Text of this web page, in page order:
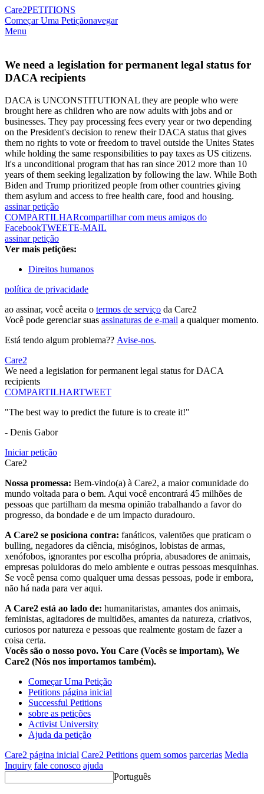
Care2PETITIONS
Começar Uma Petiçãonavegar
Menu
We need a legislation for permanent legal status for
DACA recipients
DACA is UNCONSTITUTIONAL they are people who were
brought here as children who are now adults with jobs and or
businesses. They pay processing fees every year or two depending
on the President's decision to renew their DACA status that gives
them no rights to vote or freedom to travel outside the Unites States
while holding the same responsibilities to pay taxes as US citizens.
It's a unconditional program that has ran since 2012 more than 10
years of them seeking legalization by following the law. While Both
Biden and Trump prioritized people from other countries giving
them asylum and access to free health care, food and housing.
assinar petição
COMPARTILHARcompartilhar com meus amigos do
FacebookTWEETE-MAIL
assinar petição
Ver mais petições:
Direitos humanos
política de privacidade
ao assinar, você aceita o termos de serviço da Care2
Você pode gerenciar suas assinaturas de e-mail a qualquer momento.
Está tendo algum problema?? Avise-nos.
Care2
We need a legislation for permanent legal status for DACA
recipients
COMPARTILHARTWEET
"The best way to predict the future is to create it!"
- Denis Gabor
Iniciar petição
Care2
Nossa promessa: Bem-vindo(a) à Care2, a maior comunidade do
mundo voltada para o bem. Aqui você encontrará 45 milhões de
pessoas que partilham da mesma opinião trabalhando a favor do
progresso, da bondade e de um impacto duradouro.
A Care2 se posiciona contra: fanáticos, valentões que praticam o
bulling, negadores da ciência, misóginos, lobistas de armas,
xenófobos, ignorantes por escolha própria, abusadores de animais,
empresas poluidoras do meio ambiente e outras pessoas mesquinhas.
Se você pensa como qualquer uma dessas pessoas, pode ir embora,
não há nada para ver aqui.
A Care2 está ao lado de: humanitaristas, amantes dos animais,
feministas, agitadores de multidões, amantes da natureza, criativos,
curiosos por natureza e pessoas que realmente gostam de fazer a
coisa certa.
Vocês são o nosso povo. You Care (Vocês se importam), We
Care2 (Nós nos importamos também).
Começar Uma Petição
Petitions página inicial
Successful Petitions
sobre as petições
Activist University
Ajuda da petição
Care2 página inicial Care2 Petitions quem somos parcerias Media
Inquiry fale conosco ajuda
Português